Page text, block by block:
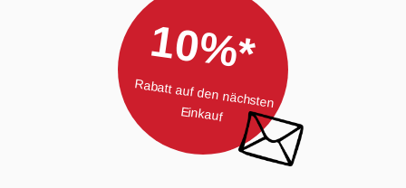
10%*
Rabatt auf den nächsten
Einkauf